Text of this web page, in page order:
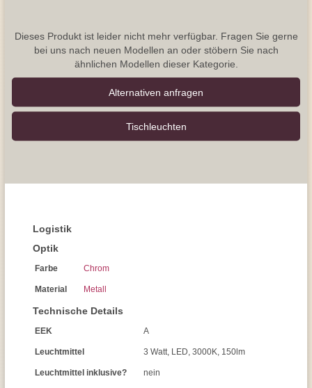
Dieses Produkt ist leider nicht mehr verfügbar. Fragen Sie gerne
bei uns nach neuen Modellen an oder stöbern Sie nach
ähnlichen Modellen dieser Kategorie.
Alternativen anfragen
Tisch­leuchten
Logistik
Optik
Farbe Chrom
Material Metall
Technische Details
EEK A
Leuchtmittel 3 Watt, LED, 3000K, 150lm
Leuchtmittel inklusive? nein